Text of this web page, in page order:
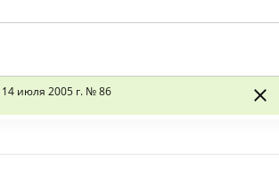
июля 2005 г. № 86